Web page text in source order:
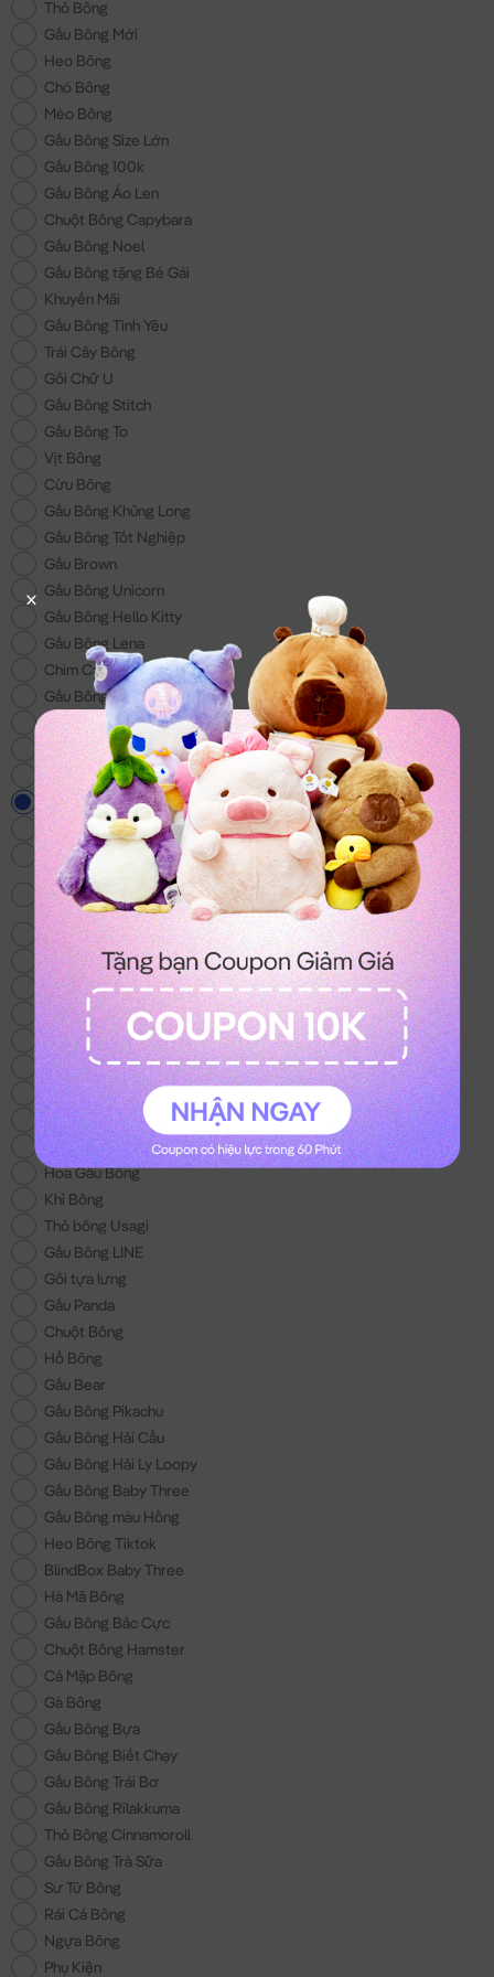
Thỏ Bông
Gấu Bông Mới
Heo Bông
Chó Bông
Mèo Bông
Gấu Bông Size Lớn
Gấu Bông 100k
Gấu Bông Áo Len
Chuột Bông Capybara
Gấu Bông Noel
Gấu Bông tặng Bé Gái
Khuyến Mãi
Gấu Bông Tình Yêu
Trái Cây Bông
Gối Chữ U
Gấu Bông Stitch
Gấu Bông To
Vịt Bông
Cừu Bông
Gấu Bông Khủng Long
Gấu Bông Tốt Nghiệp
Gấu Brown
Gấu Bông Unicorn
Gấu Bông Hello Kitty
Gấu Bông Lena
Chim Cánh Cụt
Gấu Bông 200k
Gấu Bông Đồ Ăn
Gấu Bông Doremon
Gấu Bông tặng Bé Trai
Gấu Bông Lotso
Gấu Bông Shin - Món quà cho các bé
Voi Bông
Gấu Bông Totoro - mẫu gấu bông hot nhất
hiện nay
Chó Bông Husky
Gấu We Bare Bear
Balo & Túi Xách Gấu Bông
Thỏ Bông Kuromi
Gấu Bông Trung Thu
Thỏ Bông Melody
Mèo Bông Hoàng Thượng
Gấu Bông Con Bò
Balo Gấu Bông
Hoa Gấu Bông
Khỉ Bông
Thỏ bông Usagi
Gấu Bông LINE
Gối tựa lưng
Gấu Panda
Chuột Bông
Hổ Bông
Gấu Bear
Gấu Bông Pikachu
Gấu Bông Hải Cẩu
Gấu Bông Hải Ly Loopy
Gấu Bông Baby Three
Gấu Bông màu Hồng
Heo Bông Tiktok
BlindBox Baby Three
Hà Mã Bông
Gấu Bông Bắc Cực
Chuột Bông Hamster
Cá Mập Bông
Gà Bông
Gấu Bông Bựa
Gấu Bông Biết Chạy
Gấu Bông Trái Bơ
Gấu Bông Rilakkuma
Thỏ Bông Cinnamoroll
Gấu Bông Trà Sữa
Sư Tử Bông
Rái Cá Bông
Ngựa Bông
Phụ Kiện